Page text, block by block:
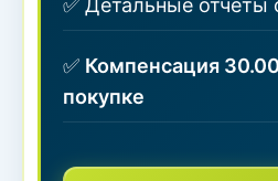
✅ Детальные отчеты
✅ Компенсация
покупке